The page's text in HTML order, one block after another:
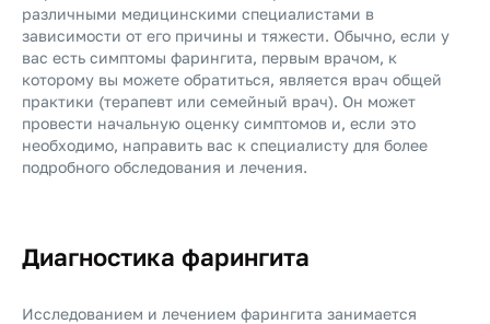
различными медицинскими специалистами в
зависимости от его причины и тяжести. Обычно, если у
вас есть симптомы фарингита, первым врачом, к
которому вы можете обратиться, является врач общей
практики (терапевт или семейный врач). Он может
провести начальную оценку симптомов и, если это
необходимо, направить вас к специалисту для более
подробного обследования и лечения.
Диагностика фарингита
Исследованием и лечением фарингита занимается